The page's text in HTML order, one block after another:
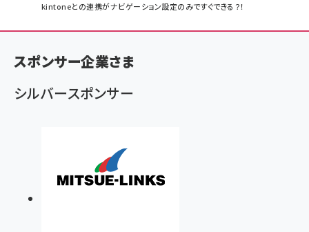
ン
く
ず
kintoneとの連携がナビゲーション設定のみですぐできる？！
スポンサー企業さま
シルバースポンサー